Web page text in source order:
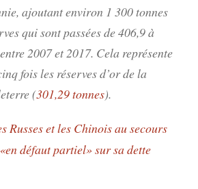
ajoutant environ 1 300 tonnes
qui sont passées de 406,9 à
2007 et 2017. Cela représente
fois les réserves d’or de la
(301,29 tonnes).
Russes et les Chinois au secours
défaut partiel» sur sa dette